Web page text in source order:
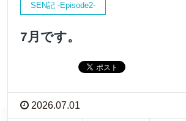
SEN記 -Episode2-
7月です。
2026.07.01